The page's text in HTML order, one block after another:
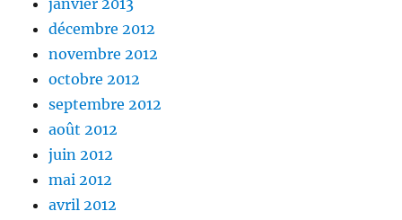
janvier 2013
décembre 2012
novembre 2012
octobre 2012
septembre 2012
août 2012
juin 2012
mai 2012
avril 2012